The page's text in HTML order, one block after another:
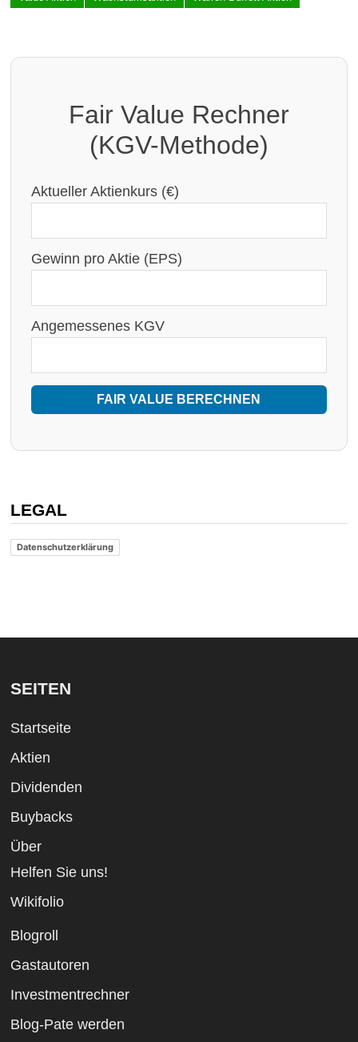
Fair Value Rechner
(KGV-Methode)
Aktueller Aktienkurs (€)
Gewinn pro Aktie (EPS)
Angemessenes KGV
FAIR VALUE BERECHNEN
LEGAL
Datenschutzerklärung
SEITEN
Startseite
Aktien
Dividenden
Buybacks
Über
Helfen Sie uns!
Wikifolio
Blogroll
Gastautoren
Investmentrechner
Blog-Pate werden